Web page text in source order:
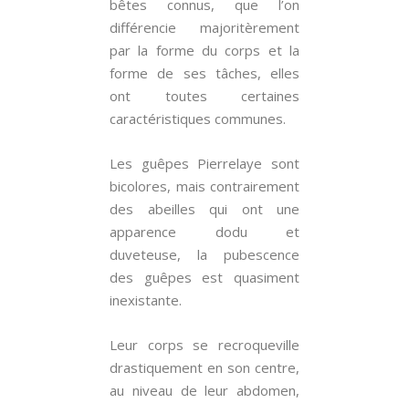
bêtes connus, que l’on
différencie majoritèrement
par la forme du corps et la
forme de ses tâches, elles
ont toutes certaines
caractéristiques communes.
Les guêpes Pierrelaye sont
bicolores, mais contrairement
des abeilles qui ont une
apparence dodu et
duveteuse, la pubescence
des guêpes est quasiment
inexistante.
Leur corps se recroqueville
drastiquement en son centre,
au niveau de leur abdomen,